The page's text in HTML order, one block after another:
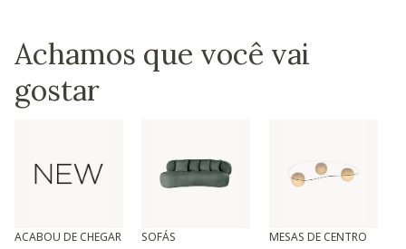
Achamos que você vai
gostar
ACABOU DE CHEGAR SOFÁS MESAS DE CENTRO